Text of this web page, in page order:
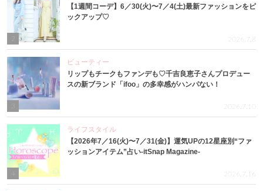
【1週間コーデ】6／30(火)〜7／4(土)最新ファッションをピ
ックアップ♡
2026.7.8
3
ビューティー
リップもチークもファンデも♡千吉良恵子さんプロデュー
スの新ブランド「ifoo」の多幸感がハンパない！
2026.7.10
ライフスタイル
【2026年7／16(火)〜7／31(金)】運気UPの12星座別“ファ
ッションアイテム”占い-itSnap Magazine-
2026.7.16